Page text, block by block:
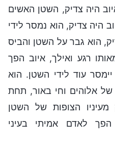
היה צדיק, השטן האשים
היה צדיק, הוא נמסר לידי
הוא גבר על השטן והביס
רגע ואילך, איוב הפך
עוד לידי השטן. הוא
אלוהים וחי באור, תחת
הצופות של השטן
לאדם אמיתי בעיני